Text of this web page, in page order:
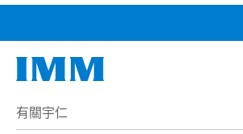
有關宇仁